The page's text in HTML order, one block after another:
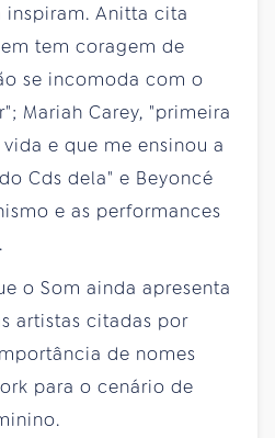
inspiram. Anitta cita
tem coragem de
se incomoda com o
Mariah Carey, "primeira
e que me ensinou a
Cds dela" e Beyoncé
e as performances
o Som ainda apresenta
artistas citadas por
de nomes
para o cenário de